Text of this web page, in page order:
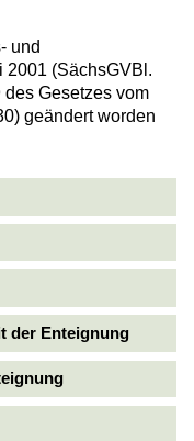
und
2001 (SächsGVBl.
des Gesetzes vom
geändert worden
der Enteignung